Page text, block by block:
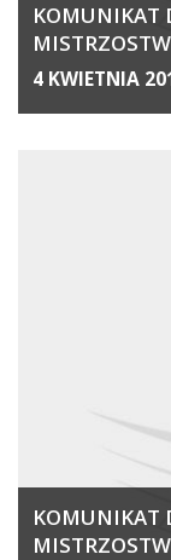
KOMUNIKAT
4 KWIETNIA
KOMUNIKAT